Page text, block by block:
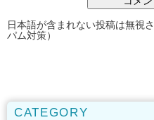
日本語が含まれない投稿は無視
パム対策）
CATEGORY